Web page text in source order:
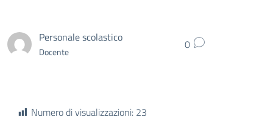
Personale scolastico
Docente 0
Numero di visualizzazioni: 23